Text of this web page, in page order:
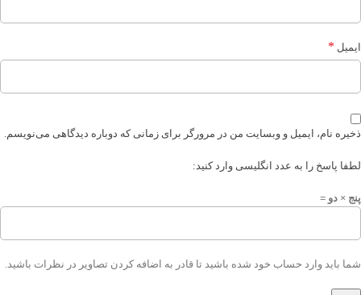
ایمیل *
ذخیره نام، ایمیل و وبسایت من در مرورگر برای زمانی که دوباره دیدگاهی می‌نویسم.
لطفا پاسخ را به عدد انگلیسی وارد کنید:
پنج × دو =
شما باید وارد حساب خود شده باشید تا قادر به اضافه کردن تصاویر در نظرات باشید.